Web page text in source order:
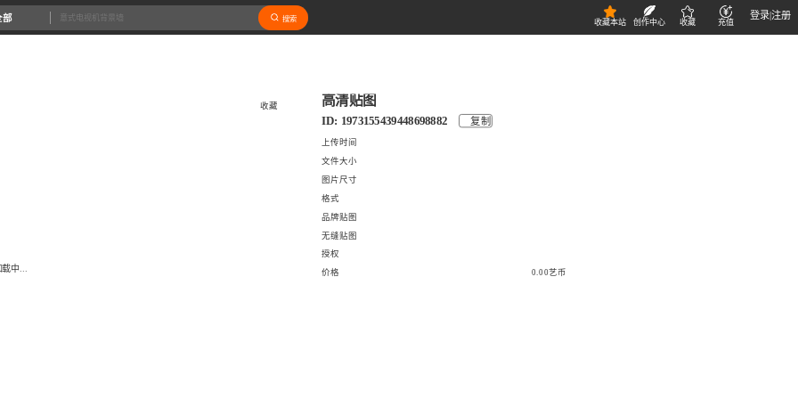
部 搜索 收藏本站 创作中心 收藏 充值
登录|注册
载中...
收藏 高清贴图
ID: 1973155439448698882 复制
上传时间
文件大小
图片尺寸
格式
品牌贴图
无缝贴图
授权
价格 0.00艺币